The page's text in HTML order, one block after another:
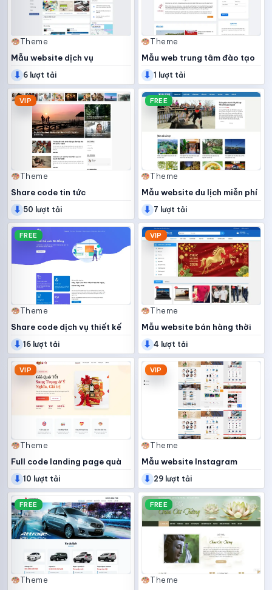
Theme
Mẫu website dịch vụ
facebook
⬇ 6 lượt tải
Theme
Mẫu web trung tâm đào tạo
lái xe
⬇ 1 lượt tải
VIP
Theme
Share code tin tức
WordPress
⬇ 50 lượt tải
FREE
Theme
Mẫu website du lịch miễn phí
⬇ 7 lượt tải
FREE
Theme
Share code dịch vụ thiết kế
web
⬇ 16 lượt tải
VIP
Theme
Mẫu website bán hàng thời
trang
⬇ 4 lượt tải
VIP
Theme
Full code landing page quà
tết
⬇ 10 lượt tải
VIP
Theme
Mẫu website Instagram
⬇ 29 lượt tải
FREE
Theme
FREE
Theme